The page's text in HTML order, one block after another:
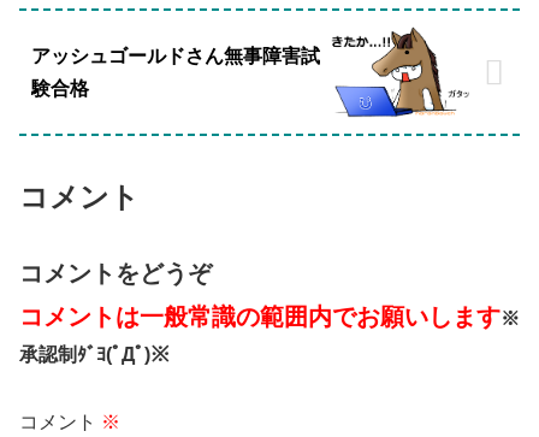
アッシュゴールドさん無事障害試
験合格
コメント
コメントをどうぞ
コメントは一般常識の範囲内でお願いします※
承認制ﾀﾞﾖ(ﾟДﾟ)※
コメント ※